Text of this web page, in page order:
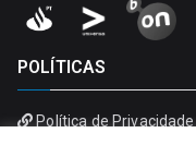
POLÍTICAS
Política de Privacidade